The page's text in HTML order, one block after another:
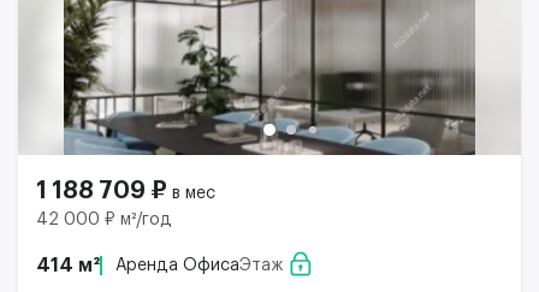
1 188 709 ₽ в мес
42 000 ₽ м²/год
414 м² Аренда ОфисаЭтаж